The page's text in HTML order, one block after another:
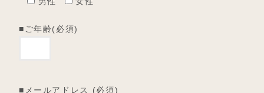
■ご年齢(必須)
■メールアドレス (必須)